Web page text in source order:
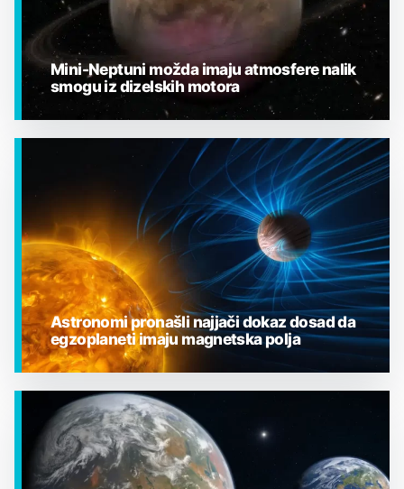
Mini-Neptuni možda imaju atmosfere nalik
smogu iz dizelskih motora
EGZOPLANETI
Astronomi pronašli najjači dokaz dosad da
egzoplaneti imaju magnetska polja